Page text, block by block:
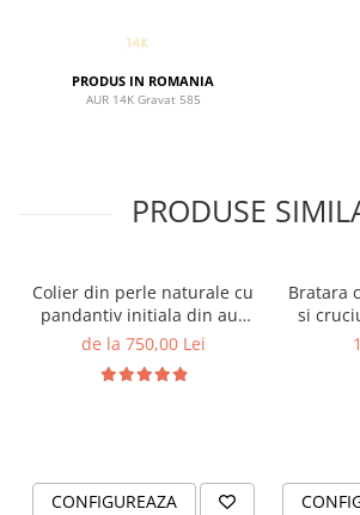
PRODUS IN ROMANIA
AUR 14K Gravat 585
PRODUSE
Colier din perle naturale cu
pandantiv initiala din aur
14K si bilute din aur 14K de
de la 750,00 Lei
CONFIGUREAZA
Bratara
si